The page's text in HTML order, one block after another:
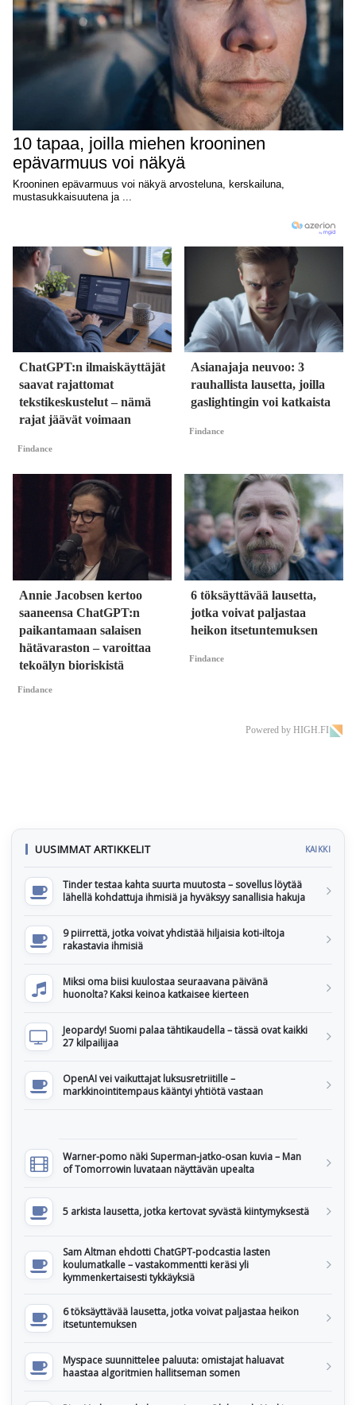
ChatGPT:n ilmaiskäyttäjät
saavat rajattomat
tekstikeskustelut – nämä
rajat jäävät voimaan
Findance
Asianajaja neuvoo: 3
rauhallista lausetta, joilla
gaslightingin voi katkaista
Findance
Annie Jacobsen kertoo
saaneensa ChatGPT:n
paikantamaan salaisen
hätävaraston – varoittaa
tekoälyn bioriskistä
Findance
6 töksäyttävää lausetta,
jotka voivat paljastaa
heikon itsetuntemuksen
Findance
Powered by HIGH.FI
UUSIMMAT ARTIKKELIT KAIKKI
Tinder testaa kahta suurta muutosta – sovellus löytää
lähellä kohdattuja ihmisiä ja hyväksyy sanallisia hakuja
9 piirrettä, jotka voivat yhdistää hiljaisia koti-iltoja
rakastavia ihmisiä
Miksi oma biisi kuulostaa seuraavana päivänä
huonolta? Kaksi keinoa katkaisee kierteen
Jeopardy! Suomi palaa tähtikaudella – tässä ovat kaikki
27 kilpailijaa
OpenAI vei vaikuttajat luksusretriitille –
markkinointitempaus kääntyi yhtiötä vastaan
Warner-pomo näki Superman-jatko-osan kuvia – Man
of Tomorrowin luvataan näyttävän upealta
5 arkista lausetta, jotka kertovat syvästä kiintymyksestä
Sam Altman ehdotti ChatGPT-podcastia lasten
koulumatkalle – vastakommentti keräsi yli
kymmenkertaisesti tykkäyksiä
6 töksäyttävää lausetta, jotka voivat paljastaa heikon
itsetuntemuksen
Myspace suunnittelee paluuta: omistajat haluavat
haastaa algoritmien hallitseman somen